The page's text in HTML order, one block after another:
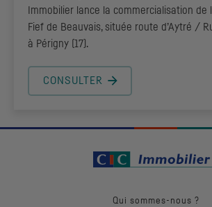
Immobilier lance la commercialisation de
Fief de Beauvais, située route d’Aytré /
à Périgny (17).
CONSULTER
Qui sommes-nous ?